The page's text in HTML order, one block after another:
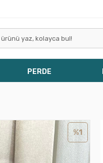
PERDE
%1